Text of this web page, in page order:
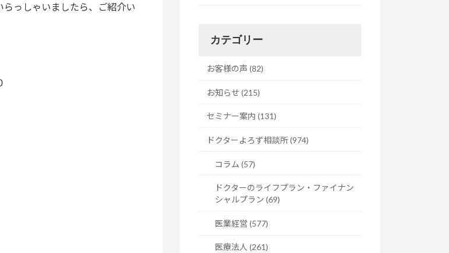
っしゃいましたら、ご紹介い
カテゴリー
お客様の声 (82)
お知らせ (215)
セミナー案内 (131)
ドクターよろず相談所 (974)
コラム (57)
ドクターのライフプラン・ファイナン
シャルプラン (69)
医業経営 (577)
医療法人 (261)